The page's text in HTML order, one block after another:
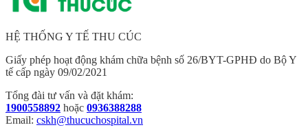
HỆ THỐNG Y TẾ THU CÚC
Giấy phép hoạt động khám chữa bệnh số 26/BYT-GPHĐ do Bộ Y
tế cấp ngày 09/02/2021
Tổng đài tư vấn và đặt khám:
1900558892 hoặc 0936388288
Email: cskh@thucuchospital.vn